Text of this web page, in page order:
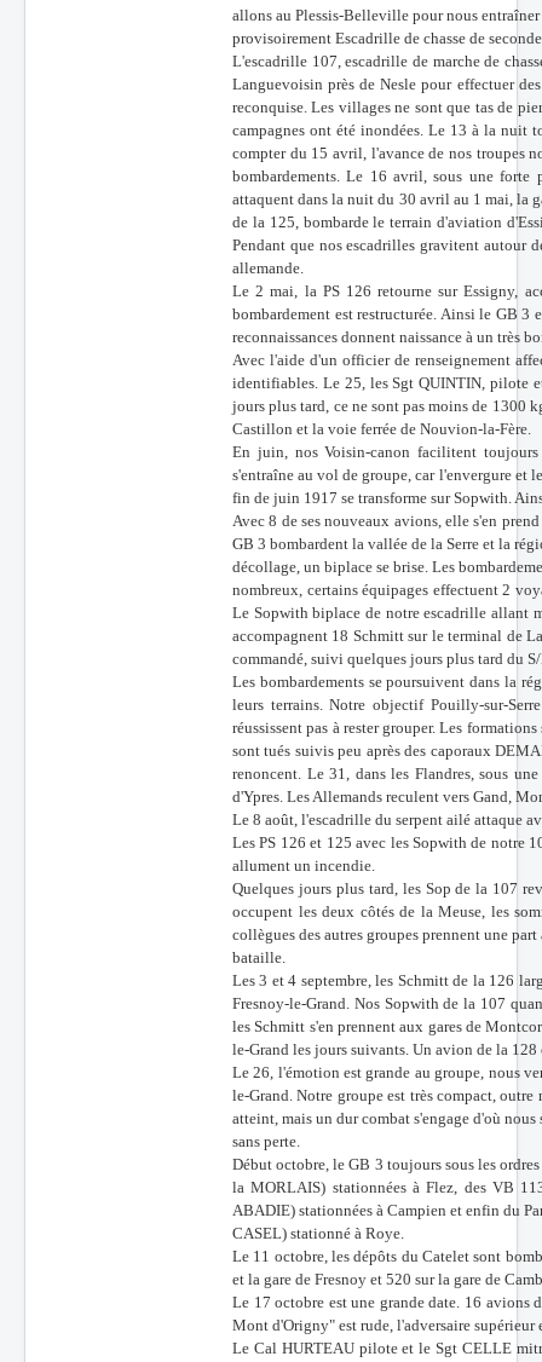
allons au Plessis-Belleville pour nous
provisoirement Escadrille de chasse de
L'escadrille 107, escadrille de marche de
Languevoisin près de Nesle pour effectuer
reconquise. Les villages ne sont que tas de
campagnes ont été inondées. Le 13 à la nuit
compter du 15 avril, l'avance de nos troupes
bombardements. Le 16 avril, sous une
attaquent dans la nuit du 30 avril au 1 mai, la
de la 125, bombarde le terrain d'aviation
Pendant que nos escadrilles gravitent autour
allemande.
Le 2 mai, la PS 126 retourne sur Essigny,
bombardement est restructurée. Ainsi le GB 3
reconnaissances donnent naissance à un très
Avec l'aide d'un officier de renseignement
identifiables. Le 25, les Sgt QUINTIN, pilote
jours plus tard, ce ne sont pas moins de 1300
Castillon et la voie ferrée de Nouvion-la-Fère.
En juin, nos Voisin-canon facilitent
s'entraîne au vol de groupe, car l'envergure
fin de juin 1917 se transforme sur Sopwith.
Avec 8 de ses nouveaux avions, elle s'en
GB 3 bombardent la vallée de la Serre et la
décollage, un biplace se brise. Les
nombreux, certains équipages effectuent 2
Le Sopwith biplace de notre escadrille allant
accompagnent 18 Schmitt sur le terminal de
commandé, suivi quelques jours plus tard du
Les bombardements se poursuivent dans la
leurs terrains. Notre objectif Pouilly-sur-
réussissent pas à rester grouper. Les
sont tués suivis peu après des caporaux
renoncent. Le 31, dans les Flandres, sous
d'Ypres. Les Allemands reculent vers Gand,
Le 8 août, l'escadrille du serpent ailé attaque
Les PS 126 et 125 avec les Sopwith de notre
allument un incendie.
Quelques jours plus tard, les Sop de la 107
occupent les deux côtés de la Meuse, les
collègues des autres groupes prennent une
bataille.
Les 3 et 4 septembre, les Schmitt de la 126
Fresnoy-le-Grand. Nos Sopwith de la 107
les Schmitt s'en prennent aux gares de
le-Grand les jours suivants. Un avion de la 128
Le 26, l'émotion est grande au groupe, nous
le-Grand. Notre groupe est très compact,
atteint, mais un dur combat s'engage d'où nous
sans perte.
Début octobre, le GB 3 toujours sous les
la MORLAIS) stationnées à Flez, des VB
ABADIE) stationnées à Campien et enfin du
CASEL) stationné à Roye.
Le 11 octobre, les dépôts du Catelet sont
et la gare de Fresnoy et 520 sur la gare de
Le 17 octobre est une grande date. 16 avions
Mont d'Origny" est rude, l'adversaire supérieur
Le Cal HURTEAU pilote et le Sgt CELLE